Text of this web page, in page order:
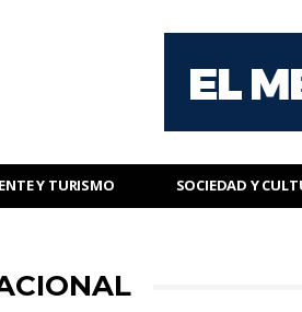
Y TURISMO SOCIEDAD Y